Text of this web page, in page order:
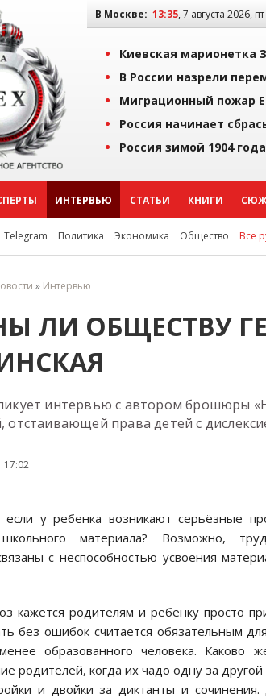
В Москве: 13:35, 7 августа 2026, пт
Киевская марионетка
В России назрели
Миграционный пожар
Россия начинает
Россия зимой 1904
ИНТЕРВЬЮ СТАТЬИ КНИГИ
Telegram Политика Экономика Общество Все
» Интервью
ЛИ ОБЩЕСТВУ
интервью с автором брошюры
отстаивающей права детей с
17:02
если у ребенка возникают серьёзные
материала? Возможно,
с неспособностью усвоения
кажется родителям и ребёнку просто
без ошибок считается обязательным
образованного человека. Каково
родителей, когда их чадо одну за другой
и двойки за диктанты и сочинения.